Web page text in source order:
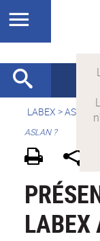
LABEX >ASLAN
ASLAN ?
LABEX